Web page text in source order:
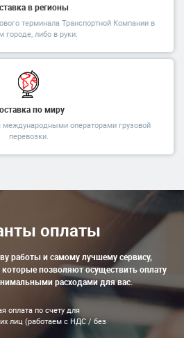
в регионы
терминала Транспортной Компании в
городе, либо в руки.
по миру
международными операторами грузовой
перевозки.
оплаты
работы и самому лучшему сервису,
позволяют осуществить оплату
расходами для вас.
оплата по счету для
лиц (работаем с НДС / без